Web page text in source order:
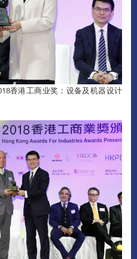
香港工商业奖：设备及机器设计